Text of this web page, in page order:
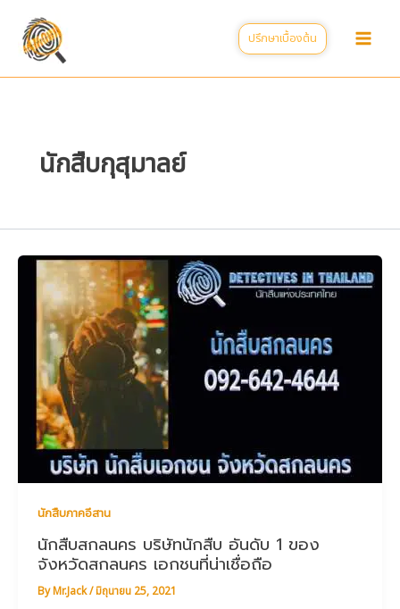
content
ปรึกษาเบื้องต้น
นักสืบกุสุมาลย์
นักสืบภาคอีสาน
นักสืบสกลนคร บริษัทนักสืบ อันดับ 1 ของ
จังหวัดสกลนคร เอกชนที่น่าเชื่อถือ
ByMr.Jack/มิถุนายน 25, 2021